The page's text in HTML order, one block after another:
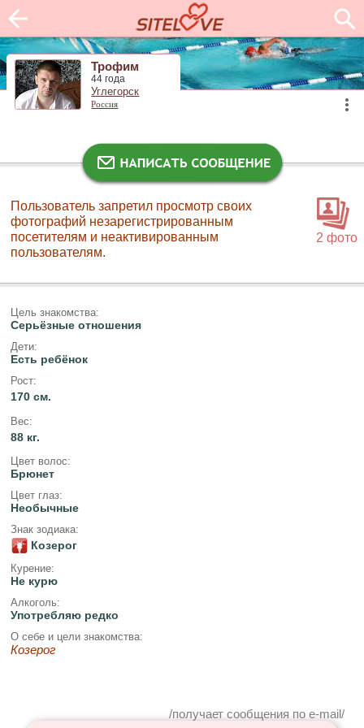
Трофим
44 года
Углегорск
Россия
2 фото
Пользователь запретил просмотр своих
фотографий незарегистрированным
посетителям и неактивированным
пользователям.
Цель знакомства:
Серьёзные отношения
Дети:
Есть ребёнок
Рост:
170 см.
Вес:
88 кг.
Цвет волос:
Брюнет
Цвет глаз:
Необычные
Знак зодиака:
Козерог
Курение:
Не курю
Алкоголь:
Употребляю редко
О себе и цели знакомства:
Козерог
/получает сообщения по e-mail/